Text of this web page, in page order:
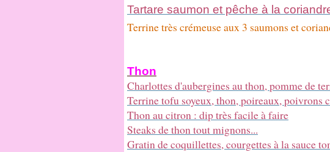
Tartare saumon et pêche à la
Terrine très crémeuse aux 3 saumons et
Thon
Charlottes d'aubergines au thon, pomme de
Terrine tofu soyeux, thon, poireaux, poivrons
Thon au citron : dip très facile à faire
Steaks de thon tout mignons...
Gratin de coquillettes, courgettes à la sauce